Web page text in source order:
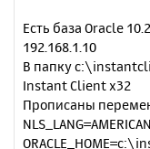
щ
е
н
е
Есть база Oracle
192.168.1.10
В папку
Instant Client x32
Прописаны